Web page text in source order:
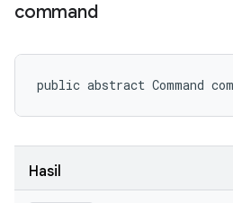
command
public abstract Command
Hasil